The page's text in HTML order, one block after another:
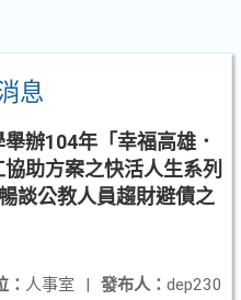
息
辦104年「幸福高雄．
助方案之快活人生系列
談公教人員趨財避債之
發布人： dep230
： 人事室 |